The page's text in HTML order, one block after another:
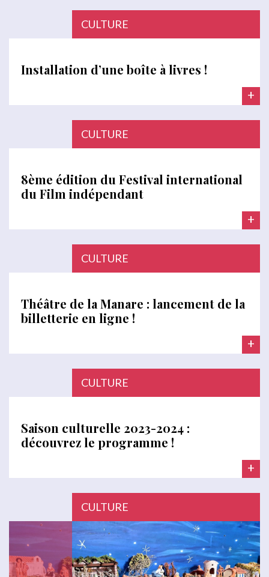
CULTURE
Installation d’une boîte à livres !
+
CULTURE
8ème édition du Festival international
du Film indépendant
+
CULTURE
Théâtre de la Manare : lancement de la
billetterie en ligne !
+
CULTURE
Saison culturelle 2023-2024 :
découvrez le programme !
+
CULTURE